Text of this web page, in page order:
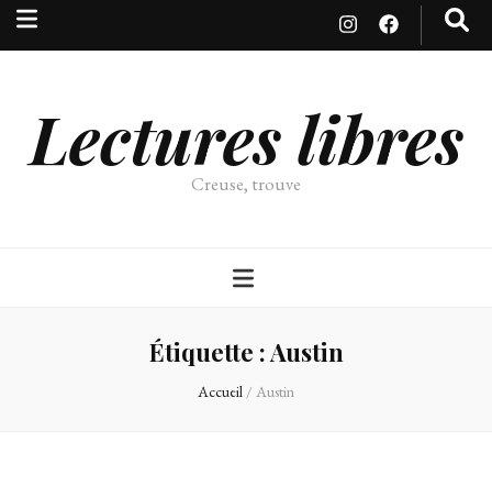
Lectures libres
Creuse, trouve
Étiquette :Austin
Accueil / Austin